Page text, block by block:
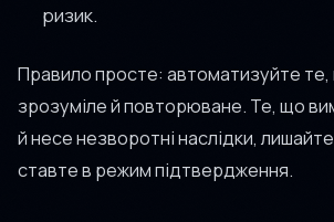
ризик.
Правило просте: автоматизуйте
зрозуміле й повторюване. Те, що
й несе незворотні наслідки,
ставте в режим підтвердження.